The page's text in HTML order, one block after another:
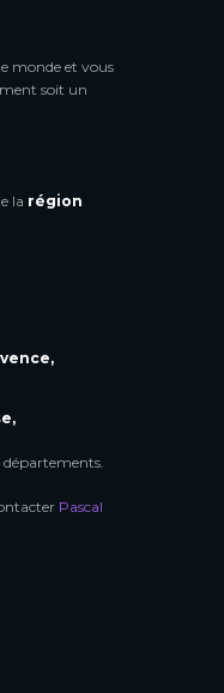
monde et vous
soit un
la région
Pascal